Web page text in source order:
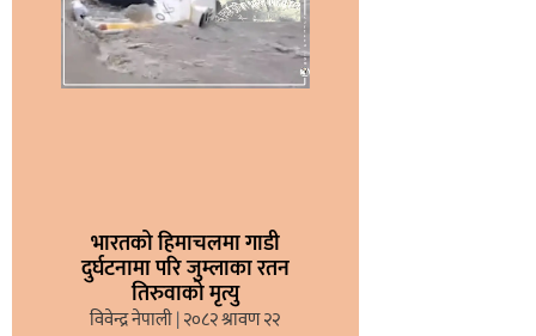
भारतको हिमाचलमा गाडी
दुर्घटनामा परि जुम्लाका रतन
तिरुवाको मृत्यु
विवेन्द्र नेपाली २०८२ श्रावण २२